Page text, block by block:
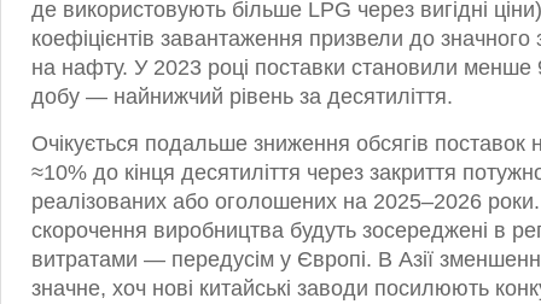
де використовують більше LPG через вигідні
коефіцієнтів завантаження призвели до
на нафту. У 2023 році поставки становили менше
добу — найнижчий рівень за десятиліття.
Очікується подальше зниження обсягів
≈10% до кінця десятиліття через закриття
реалізованих або оголошених на 2025–2026
скорочення виробництва будуть зосереджені в
витратами — передусім у Європі. В Азії
значне, хоч нові китайські заводи посилюють